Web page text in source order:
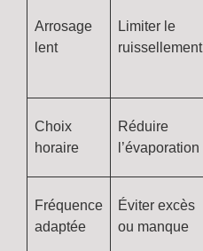
Arrosage
lent
Limiter le
ruissellement
Choix
horaire
Réduire
l’évaporation
Fréquence
adaptée
Éviter excès
ou manque